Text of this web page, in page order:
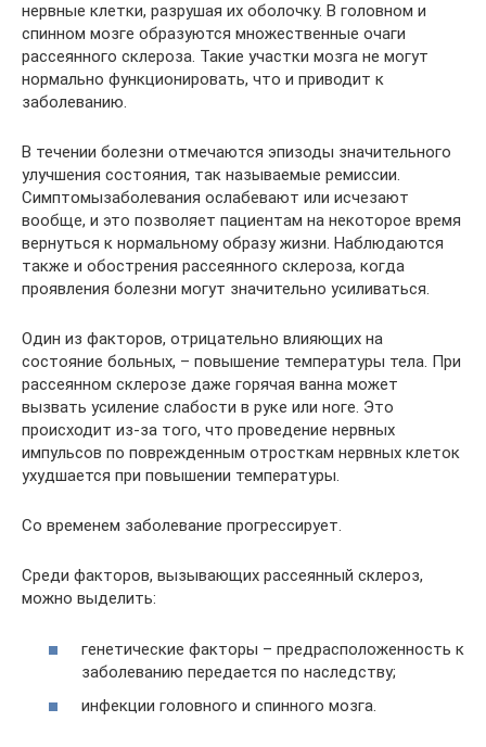
нервные клетки, разрушая их оболочку. В головном и
спинном мозге образуются множественные очаги
рассеянного склероза. Такие участки мозга не могут
нормально функционировать, что и приводит к
заболеванию.
В течении болезни отмечаются эпизоды значительного
улучшения состояния, так называемые ремиссии.
Симптомызаболевания ослабевают или исчезают
вообще, и это позволяет пациентам на некоторое время
вернуться к нормальному образу жизни. Наблюдаются
также и обострения рассеянного склероза, когда
проявления болезни могут значительно усиливаться.
Один из факторов, отрицательно влияющих на
состояние больных, – повышение температуры тела. При
рассеянном склерозе даже горячая ванна может
вызвать усиление слабости в руке или ноге. Это
происходит из-за того, что проведение нервных
импульсов по поврежденным отросткам нервных клеток
ухудшается при повышении температуры.
Со временем заболевание прогрессирует.
Среди факторов, вызывающих рассеянный склероз,
можно выделить:
генетические факторы – предрасположенность к
заболеванию передается по наследству;
инфекции головного и спинного мозга.